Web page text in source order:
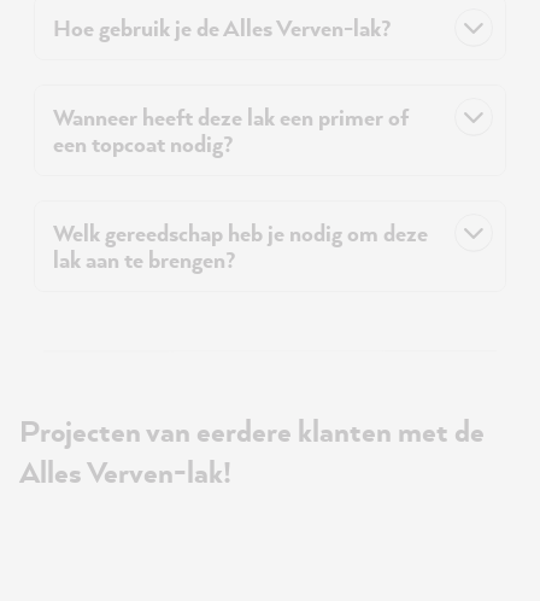
Hoe gebruik je de Alles Verven-lak?
Wanneer heeft deze lak een primer of
een topcoat nodig?
Welk gereedschap heb je nodig om deze
lak aan te brengen?
Projecten van eerdere klanten met de
Alles Verven-lak!